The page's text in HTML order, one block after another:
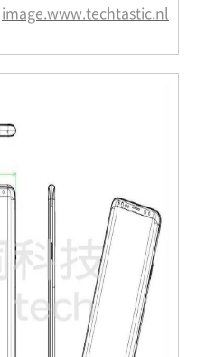
image.www.techtastic.nl